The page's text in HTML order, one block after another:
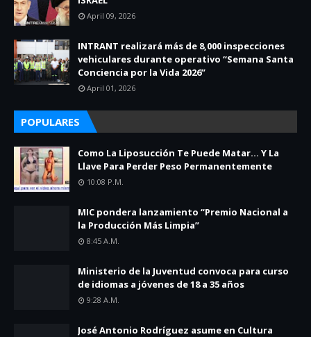
April 09, 2026
INTRANT realizará más de 8,000 inspecciones
vehiculares durante operativo “Semana Santa
Conciencia por la Vida 2026”
April 01, 2026
POPULARES
Como La Liposucción Te Puede Matar… Y La
Llave Para Perder Peso Permanentemente
10:08 P.m.
MIC pondera lanzamiento “Premio Nacional a
la Producción Más Limpia”
8:45 A.m.
Ministerio de la Juventud convoca para curso
de idiomas a jóvenes de 18 a 35 años
9:28 A.m.
José Antonio Rodríguez asume en Cultura